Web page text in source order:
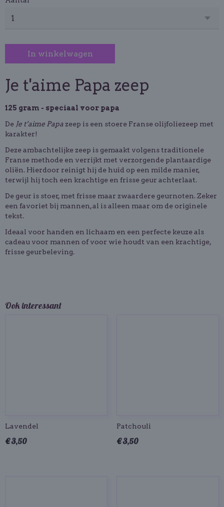
In winkelwagen
Je t'aime Papa zeep
125 gram - speciaal voor papa
De Je t’aime Papazeep is een stoere Franse olijfoliezeep met
karakter!
Deze ambachtelijke zeep is gemaakt volgens traditionele
Franse methode en verrijkt met verzorgende plantaardige
oliën. Hierdoor reinigt hij de huid op een milde manier,
terwijl hij toch een krachtige en frisse geur achterlaat.
De geur is stoer, met frisse maar zwaardere geurnoten. Zeker
een favoriet bij mannen, al is alleen maar om de originele
tekst.
Ideaal voor handen en lichaam en een perfecte keuze als
cadeau voor mannen of voor wie houdt van een krachtige,
frisse geurbeleving.
Ook interessant
Lavendel
€ 3,50
Patchouli
€ 3,50